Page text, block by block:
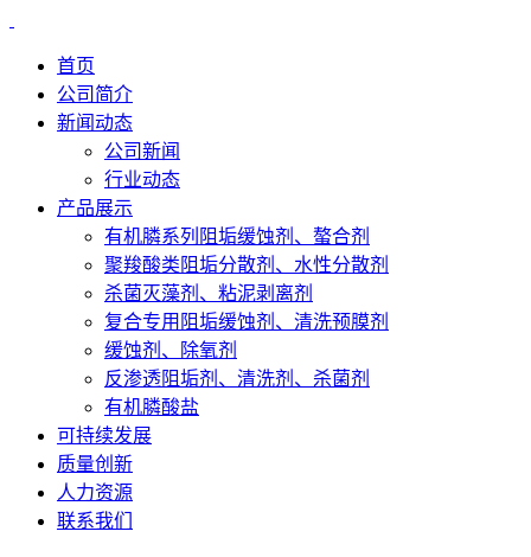
首页
公司简介
新闻动态
公司新闻
行业动态
产品展示
有机膦系列阻垢缓蚀剂、螯合剂
聚羧酸类阻垢分散剂、水性分散剂
杀菌灭藻剂、粘泥剥离剂
复合专用阻垢缓蚀剂、清洗预膜剂
缓蚀剂、除氧剂
反渗透阻垢剂、清洗剂、杀菌剂
有机膦酸盐
可持续发展
质量创新
人力资源
联系我们